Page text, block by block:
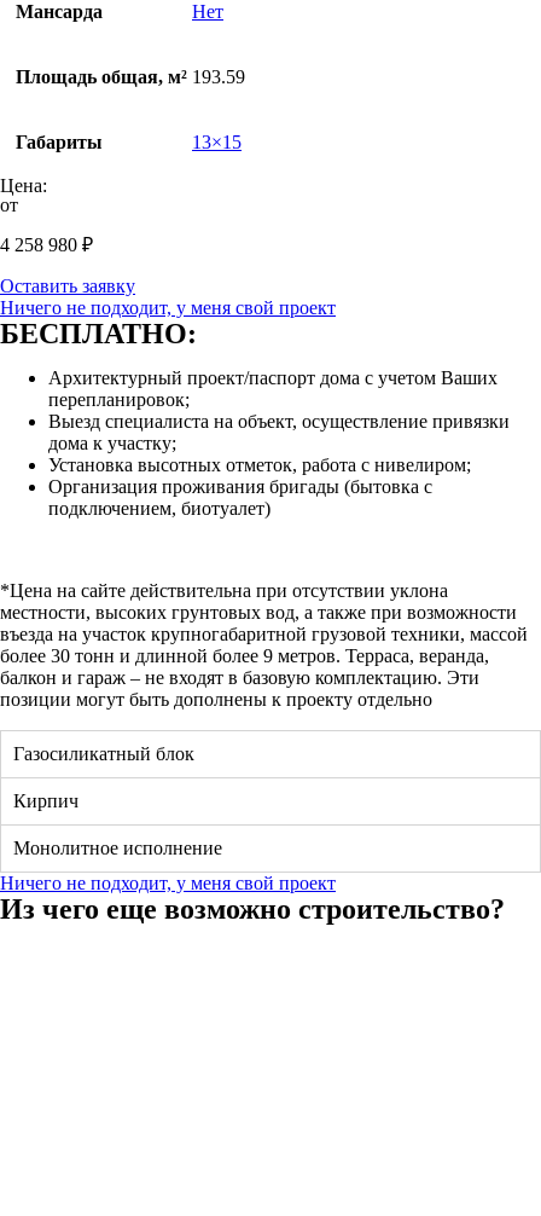
Мансарда Нет
Площадь общая, м² 193.59
Габариты 13×15
Цена:
от
4 258 980 ₽
Оставить заявку
Ничего не подходит, у меня свой проект
БЕСПЛАТНО:
Архитектурный проект/паспорт дома с учетом Ваших
перепланировок;
Выезд специалиста на объект, осуществление привязки
дома к участку;
Установка высотных отметок, работа с нивелиром;
Организация проживания бригады (бытовка с
подключением, биотуалет)
*Цена на сайте действительна при отсутствии уклона
местности, высоких грунтовых вод, а также при возможности
въезда на участок крупногабаритной грузовой техники, массой
более 30 тонн и длинной более 9 метров. Терраса, веранда,
балкон и гараж – не входят в базовую комплектацию. Эти
позиции могут быть дополнены к проекту отдельно
Газосиликатный блок
Кирпич
Монолитное исполнение
Ничего не подходит, у меня свой проект
Из чего еще возможно строительство?